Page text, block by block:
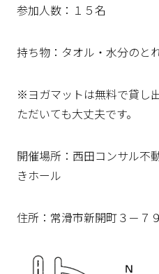
参加人数：１５名
持ち物：タオル・水分のと
※ヨガマットは無料で貸し
ただいても大丈夫です。
開催場所：西田コンサル
きホール
住所：常滑市新開町３－